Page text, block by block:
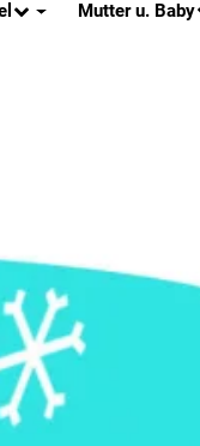
Mutter u. Baby